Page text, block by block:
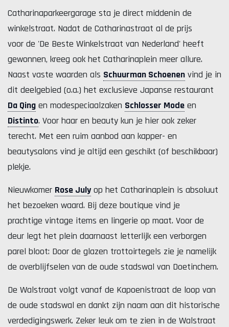
Catharinaparkeergarage sta je direct middenin de
winkelstraat. Nadat de Catharinastraat al de prijs
voor de 'De Beste Winkelstraat van Nederland' heeft
gewonnen, kreeg ook het Catharinaplein meer allure.
Naast vaste waarden als Schuurman Schoenen vind je in
dit deelgebied (o.a.) het exclusieve Japanse restaurant
Da Qing en modespeciaalzaken Schlosser Mode en
Distinto. Voor haar en beauty kun je hier ook zeker
terecht. Met een ruim aanbod aan kapper- en
beautysalons vind je altijd een geschikt (of beschikbaar)
plekje.
Nieuwkomer Rose Julyop het Catharinaplein is absoluut
het bezoeken waard. Bij deze boutique vind je
prachtige vintage items en lingerie op maat. Voor de
deur legt het plein daarnaast letterlijk een verborgen
parel bloot: Door de glazen trottoirtegels zie je namelijk
de overblijfselen van de oude stadswal van Doetinchem.
De Walstraat volgt vanaf de Kapoenistraat de loop van
de oude stadswal en dankt zijn naam aan dit historische
verdedigingswerk. Zeker leuk om te zien in de Walstraat